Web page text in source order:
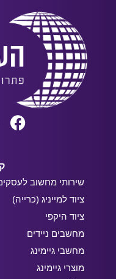
שירותי מחשוב
ציוד למייניג (כרייה)
ציוד היקפי
מחשבים ניידים
מחשבי גיימינג
מוצרי גיימינג